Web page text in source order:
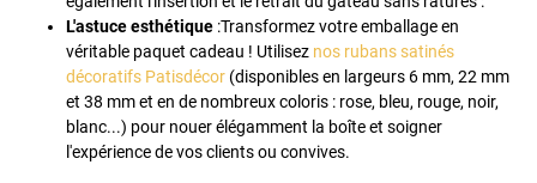
L'astuce esthétique :Transformez votre emballage en
véritable paquet cadeau ! Utilisez nos rubans satinés
décoratifs Patisdécor (disponibles en largeurs 6 mm, 22 mm
et 38 mm et en de nombreux coloris : rose, bleu, rouge, noir,
blanc...) pour nouer élégamment la boîte et soigner
l'expérience de vos clients ou convives.